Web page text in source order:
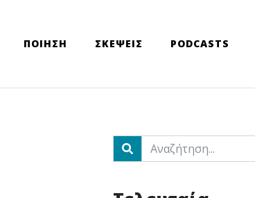
ΠΟΙΗΣΗ ΣΚΕΨΕΙΣ PODCASTS
Search